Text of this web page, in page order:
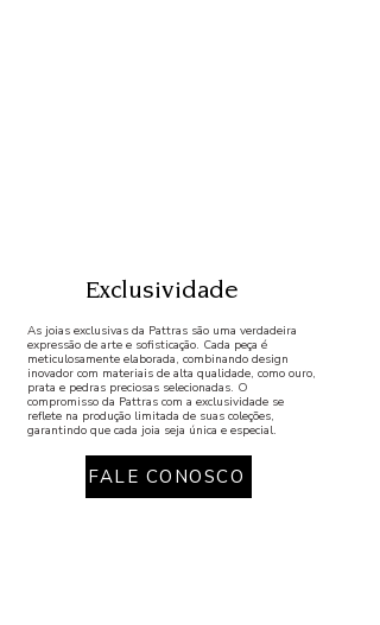
Exclusividade
As joias exclusivas da Pattras são uma verdadeira
expressão de arte e sofisticação. Cada peça é
meticulosamente elaborada, combinando design
inovador com materiais de alta qualidade, como ouro,
prata e pedras preciosas selecionadas. O
compromisso da Pattras com a exclusividade se
reflete na produção limitada de suas coleções,
garantindo que cada joia seja única e especial.
FALE CONOSCO